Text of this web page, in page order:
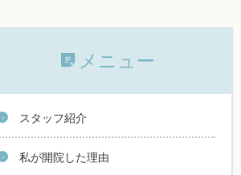
メニュー
スタッフ紹介
私が開院した理由